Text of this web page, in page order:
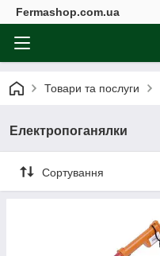
Fermashop.com.ua
Товари та послуги
Електропоганялки
Сортування